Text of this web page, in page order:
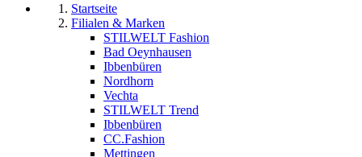
Startseite
Filialen & Marken
STILWELT Fashion
Bad Oeynhausen
Ibbenbüren
Nordhorn
Vechta
STILWELT Trend
Ibbenbüren
CC.Fashion
Mettingen